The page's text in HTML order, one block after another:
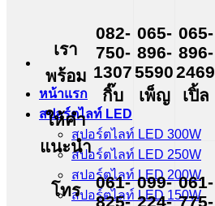
หน้าแรก
สปอร์ตไลท์ LED
สปอร์ตไลท์ LED 300W
สปอร์ตไลท์ LED 250W
สปอร์ตไลท์ LED 200W
สปอร์ตไลท์ LED 150W
เรา
พร้อม
ให้คำ
แนะนำ
โทร
082-
750-
1307
กิ๊บ
065-
896-
5590
เพ็ญ
065-
896-
2469
เปิ้ล
061-
825-
099-
224-
061-
775-